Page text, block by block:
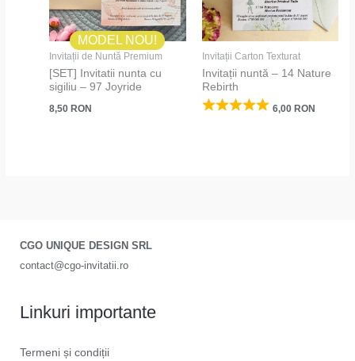
MODEL NOU!
Invitații de Nuntă Premium
[SET] Invitatii nunta cu
sigiliu – 97 Joyride
8,50 RON
Invitații Carton Texturat
Invitații nuntă – 14 Nature
Rebirth
6,00 RON
CGO UNIQUE DESIGN SRL
contact@cgo-invitatii.ro
Linkuri importante
Termeni și condiții